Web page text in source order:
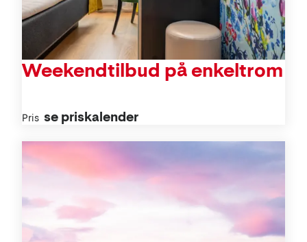
Weekendtilbud på enkeltrom
Pris se priskalender
Aktiviteter